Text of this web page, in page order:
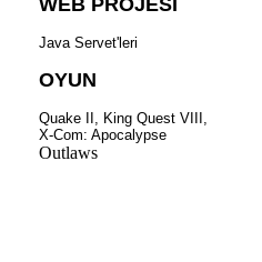
WEB PROJESİ
Java Servet'leri
OYUN
Quake II, King Quest VIII,
X-Com: Apocalypse
Outlaws